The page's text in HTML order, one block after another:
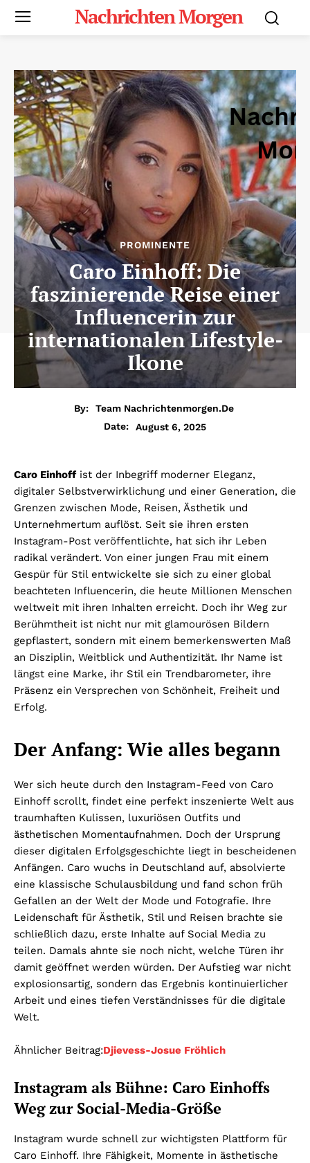
Nachrichten Morgen
PROMINENTE
Caro Einhoff: Die
faszinierende Reise einer
Influencerin zur
internationalen Lifestyle-
Ikone
By:
Team Nachrichtenmorgen.de
Date:
August 6, 2025
Caro Einhoffist der Inbegriff moderner Eleganz,
digitaler Selbstverwirklichung und einer Generation, die
Grenzen zwischen Mode, Reisen, Ästhetik und
Unternehmertum auflöst. Seit sie ihren ersten
Instagram-Post veröffentlichte, hat sich ihr Leben
radikal verändert. Von einer jungen Frau mit einem
Gespür für Stil entwickelte sie sich zu einer global
beachteten Influencerin, die heute Millionen Menschen
weltweit mit ihren Inhalten erreicht. Doch ihr Weg zur
Berühmtheit ist nicht nur mit glamourösen Bildern
gepflastert, sondern mit einem bemerkenswerten Maß
an Disziplin, Weitblick und Authentizität. Ihr Name ist
längst eine Marke, ihr Stil ein Trendbarometer, ihre
Präsenz ein Versprechen von Schönheit, Freiheit und
Erfolg.
Der Anfang: Wie alles begann
Wer sich heute durch den Instagram-Feed von Caro
Einhoff scrollt, findet eine perfekt inszenierte Welt aus
traumhaften Kulissen, luxuriösen Outfits und
ästhetischen Momentaufnahmen. Doch der Ursprung
dieser digitalen Erfolgsgeschichte liegt in bescheidenen
Anfängen. Caro wuchs in Deutschland auf, absolvierte
eine klassische Schulausbildung und fand schon früh
Gefallen an der Welt der Mode und Fotografie. Ihre
Leidenschaft für Ästhetik, Stil und Reisen brachte sie
schließlich dazu, erste Inhalte auf Social Media zu
teilen. Damals ahnte sie noch nicht, welche Türen ihr
damit geöffnet werden würden. Der Aufstieg war nicht
explosionsartig, sondern das Ergebnis kontinuierlicher
Arbeit und eines tiefen Verständnisses für die digitale
Welt.
Ähnlicher Beitrag:Djievess-Josue Fröhlich
Instagram als Bühne: Caro Einhoffs
Weg zur Social-Media-Größe
Instagram wurde schnell zur wichtigsten Plattform für
Caro Einhoff. Ihre Fähigkeit, Momente in ästhetische